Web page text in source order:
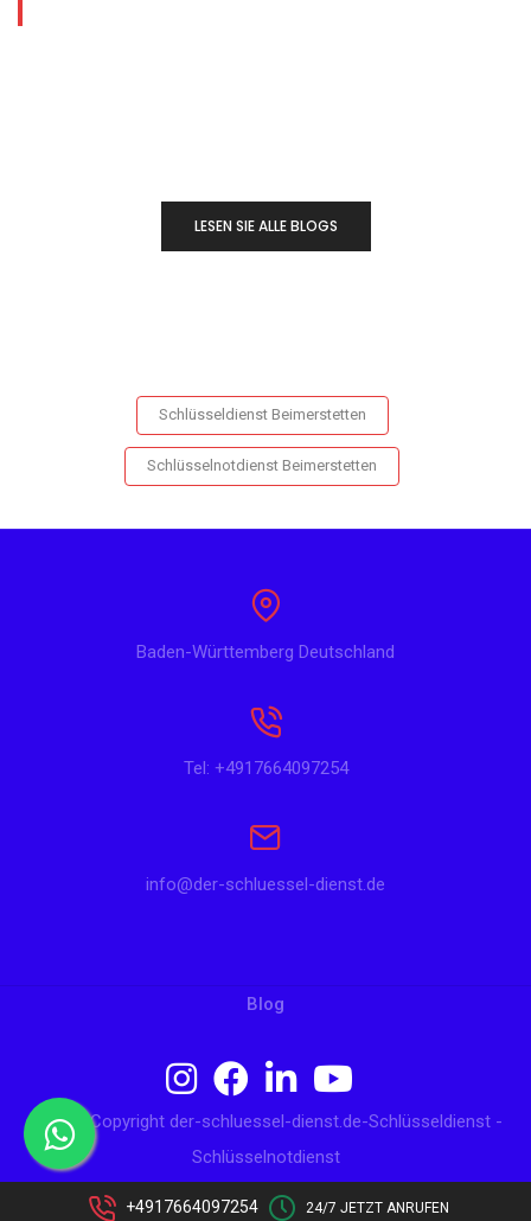
LESEN SIE ALLE BLOGS
Schlüsseldienst Beimerstetten
Schlüsselnotdienst Beimerstetten
Baden-Württemberg Deutschland
Tel: +4917664097254
info@der-schluessel-dienst.de
Blog
© 2024 Copyright der-schluessel-dienst.de-Schlüsseldienst -
Schlüsselnotdienst
+4917664097254 24/7 JETZT ANRUFEN